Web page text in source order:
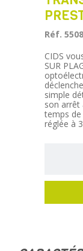
Réf.
CIDS
SUR
simple
son arrêt
temps
réglée à